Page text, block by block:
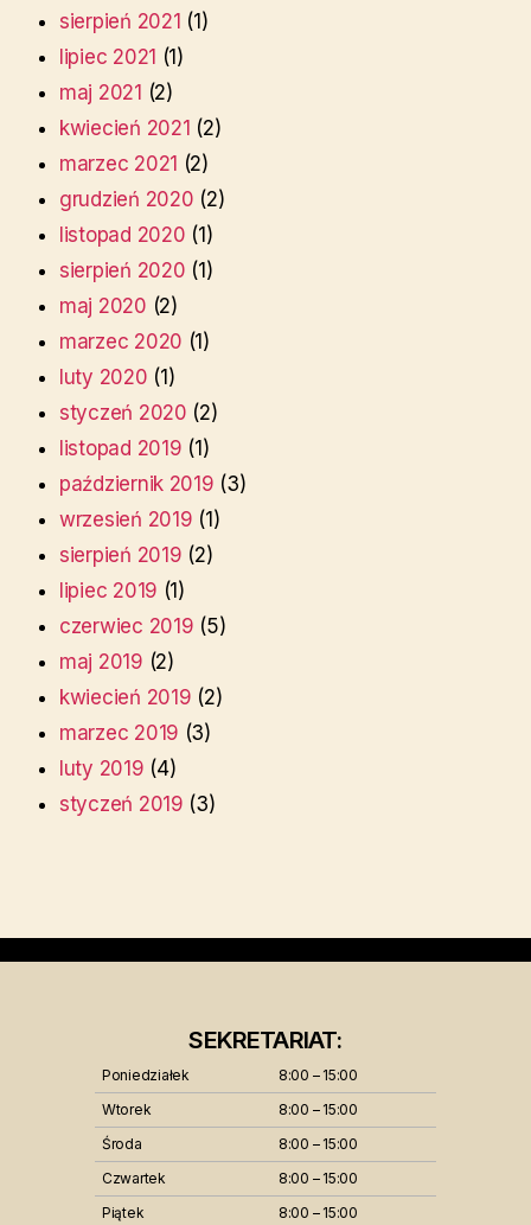
sierpień 2021 (1)
lipiec 2021 (1)
maj 2021 (2)
kwiecień 2021 (2)
marzec 2021 (2)
grudzień 2020 (2)
listopad 2020 (1)
sierpień 2020 (1)
maj 2020 (2)
marzec 2020 (1)
luty 2020 (1)
styczeń 2020 (2)
listopad 2019 (1)
październik 2019 (3)
wrzesień 2019 (1)
sierpień 2019 (2)
lipiec 2019 (1)
czerwiec 2019 (5)
maj 2019 (2)
kwiecień 2019 (2)
marzec 2019 (3)
luty 2019 (4)
styczeń 2019 (3)
SEKRETARIAT:
Poniedziałek
8:00 – 15:00
Wtorek
8:00 – 15:00
Środa
8:00 – 15:00
Czwartek
8:00 – 15:00
Piątek
8:00 – 15:00